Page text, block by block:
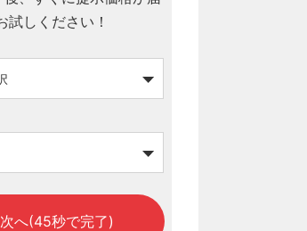
次へ(45秒で完了)